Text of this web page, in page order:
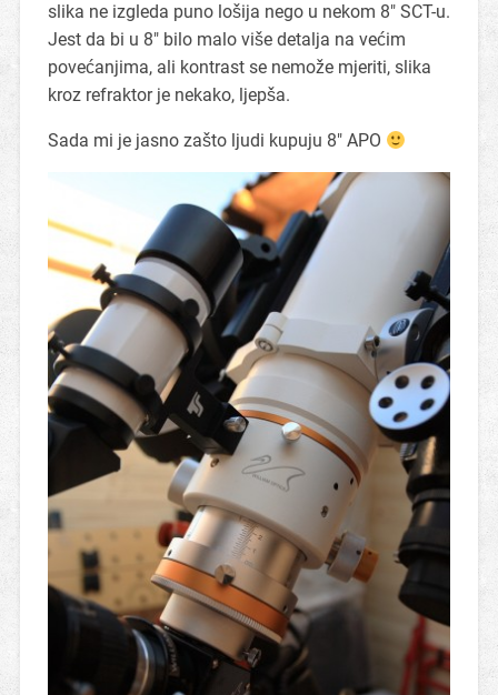
slika ne izgleda puno lošija nego u nekom 8″ SCT-u.
Jest da bi u 8″ bilo malo više detalja na većim
povećanjima, ali kontrast se nemože mjeriti, slika
kroz refraktor je nekako, ljepša.
Sada mi je jasno zašto ljudi kupuju 8″ APO